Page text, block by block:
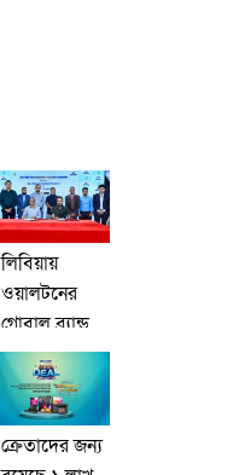
লিবিয়ায়
ওয়ালটনের
গ্লোবাল ব্র্যান্ড
বিজনেস
সম্প্রসারণ
ক্রেতাদের জন্য